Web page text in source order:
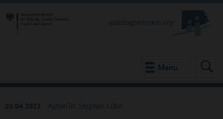
Menu
03.04.2023 Autor/in: Stephan Lüke